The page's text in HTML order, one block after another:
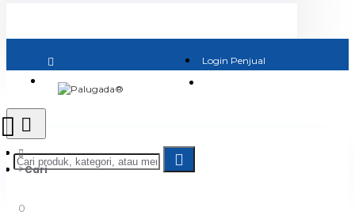
Login Penjual
0
Cari